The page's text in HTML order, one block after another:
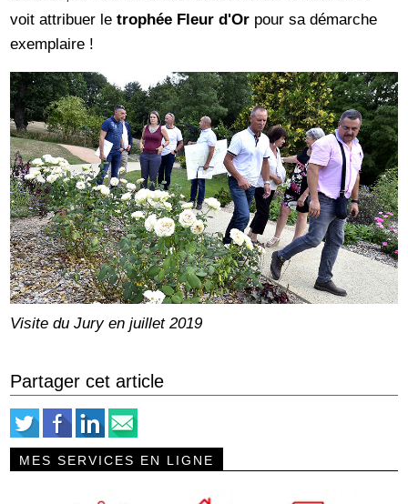
voit attribuer letrophée Fleur d'Or pour sa démarche
exemplaire !
Visite du Jury en juillet 2019
Partager cet article
MES SERVICES EN LIGNE